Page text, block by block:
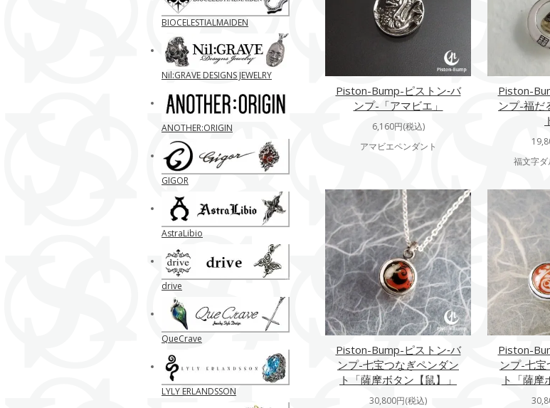
Piston-Bump-ピストン‐バ
ンプ-「アマビエ」
6,160円(税込)
アマビエペンダント
Piston-
ンプ-福だ
福文字ダ
Piston-Bump-ピストン‐バ
ンプ-七宝つなぎペンダン
ト「薩摩ボタン【鼠】」
30,800円(税込)
Piston-
ンプ-七宝
ト「薩摩
BIOCELESTIALMAIDEN
Nil:GRAVE DESIGNS JEWELRY
ANOTHER:ORIGIN
GIGOR
AstraLibio
drive
QueCrave
LYLY ERLANDSSON